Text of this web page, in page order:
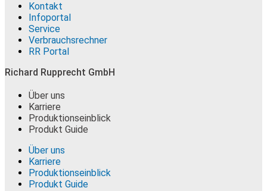
Kontakt
Infoportal
Service
Verbrauchsrechner
RR Portal
Richard Rupprecht GmbH
Über uns
Karriere
Produktionseinblick
Produkt Guide
Über uns
Karriere
Produktionseinblick
Produkt Guide